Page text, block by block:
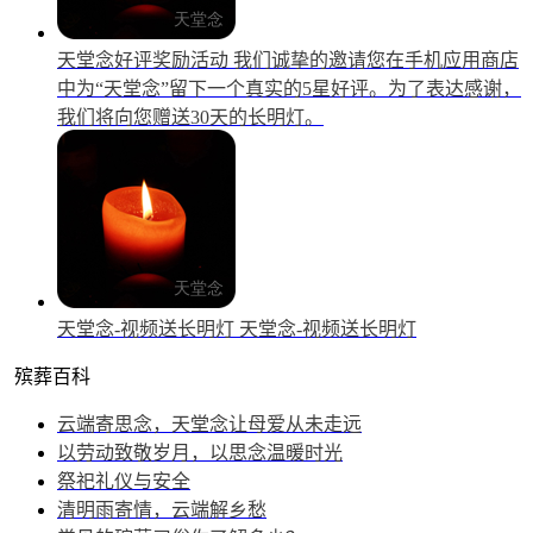
天堂念好评奖励活动 我们诚挚的邀请您在手机应用商店
中为“天堂念”留下一个真实的5星好评。为了表达感谢，
我们将向您赠送30天的长明灯。
天堂念-视频送长明灯 天堂念-视频送长明灯
殡葬百科
云端寄思念，天堂念让母爱从未走远
以劳动致敬岁月，以思念温暖时光
祭祀礼仪与安全
清明雨寄情，云端解乡愁